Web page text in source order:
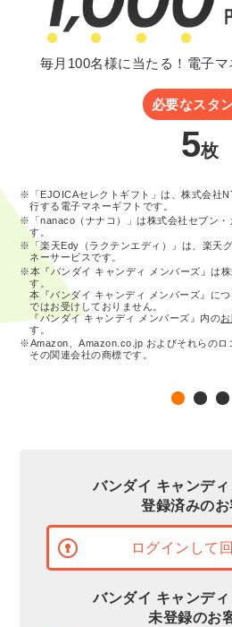
毎月100名様に当たる！電子
必要なスタ
5枚
※「EJOICAセレクトギフト」は、株式会社
行する電子マネーギフトです。
※「nanaco（ナナコ）」は株式会社セブン・
す。
※「楽天Edy（ラクテンエディ）」は、楽天
ネーサービスです。
※本『バンダイ キャンディ メンバーズ』は
す。
本『バンダイ キャンディ メンバーズ』に
ではお受けしておりません。
『バンダイ キャンディ メンバーズ』内の
す。
※Amazon、Amazon.co.jp およびそれらのロ
その関連会社の商標です。
バンダイ キャンデ
登録済みの
ログインして
バンダイ キャンデ
未登録のお